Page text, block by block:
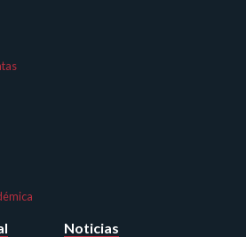
Noticias